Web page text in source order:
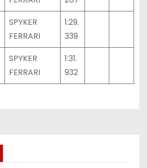
SPYKER
FERRARI
1:29.
339
SPYKER
FERRARI
1:31.
932